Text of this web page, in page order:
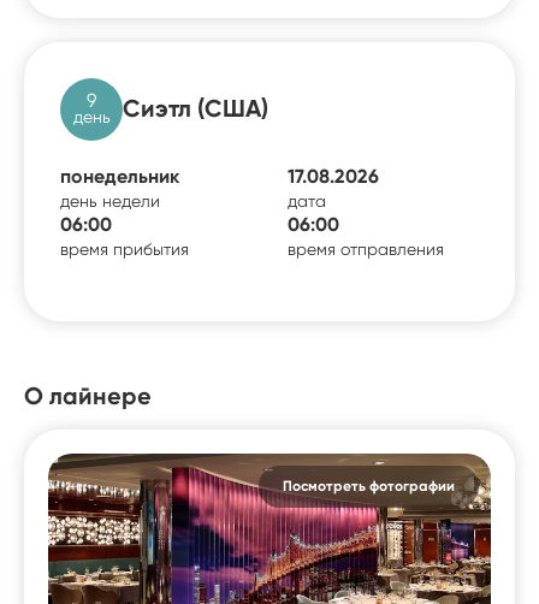
9
день Сиэтл (США)
понедельник
день недели
17.08.2026
дата
06:00
время прибытия
06:00
время отправления
О лайнере
Посмотреть фотографии